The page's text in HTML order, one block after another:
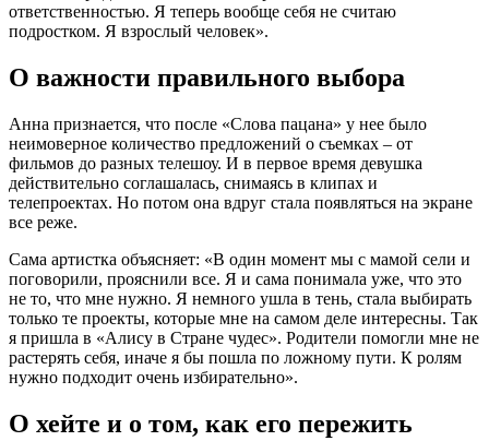
ответственностью. Я теперь вообще себя не считаю
подростком. Я взрослый человек».
О важности правильного выбора
Анна признается, что после «Слова пацана» у нее было
неимоверное количество предложений о съемках – от
фильмов до разных телешоу. И в первое время девушка
действительно соглашалась, снимаясь в клипах и
телепроектах. Но потом она вдруг стала появляться на экране
все реже.
Сама артистка объясняет: «В один момент мы с мамой сели и
поговорили, прояснили все. Я и сама понимала уже, что это
не то, что мне нужно. Я немного ушла в тень, стала выбирать
только те проекты, которые мне на самом деле интересны. Так
я пришла в «Алису в Стране чудес». Родители помогли мне не
растерять себя, иначе я бы пошла по ложному пути. К ролям
нужно подходит очень избирательно».
О хейте и о том, как его пережить